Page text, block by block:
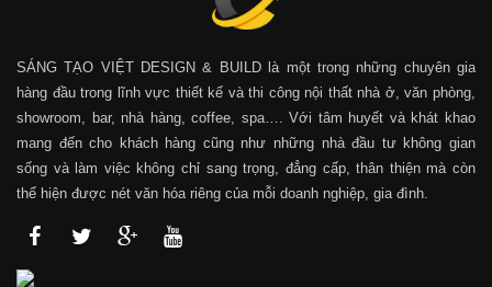
SÁNG TẠO VIỆT DESIGN & BUILD là một trong những chuyên gia
hàng đầu trong lĩnh vực thiết kế và thi công nội thất nhà ở, văn phòng,
showroom, bar, nhà hàng, coffee, spa…. Với tâm huyết và khát khao
mang đến cho khách hàng cũng như những nhà đầu tư không gian
sống và làm việc không chỉ sang trọng, đẳng cấp, thân thiện mà còn
thể hiện được nét văn hóa riêng của mỗi doanh nghiệp, gia đình.